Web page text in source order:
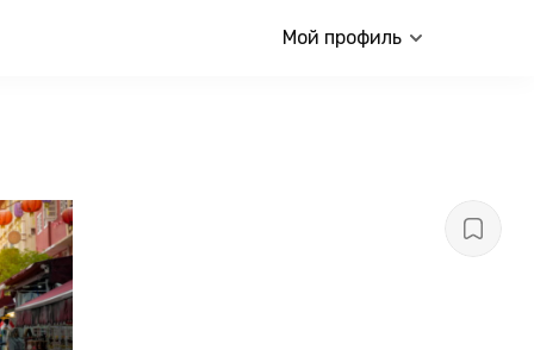
Мой профиль